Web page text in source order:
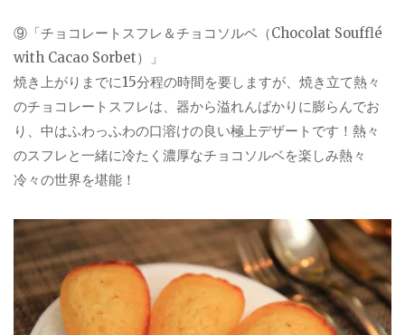
⑨「チョコレートスフレ＆チョコソルベ（Chocolat Soufflé
with Cacao Sorbet）」
焼き上がりまでに15分程の時間を要しますが、焼き立て熱々
のチョコレートスフレは、器から溢れんばかりに膨らんでお
り、中はふわっふわの口溶けの良い極上デザートです！熱々
のスフレと一緒に冷たく濃厚なチョコソルベを楽しみ熱々
冷々の世界を堪能！